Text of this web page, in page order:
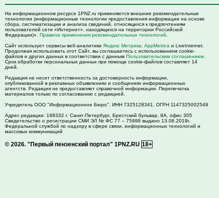
На информационном ресурсе 1PNZ.ru применяются внешние рекомендательные
технологии (информационные технологии предоставления информации на основе
сбора, систематизации и анализа сведений, относящихся к предпочтениям
пользователей сети «Интернет», находящихся на территории Российской
Федерации)». Правила применения рекомендательных технологий
Сайт использует сервисы веб-аналитики Яндекс Метрика AppMetrica и LiveInternet.
Продолжая использовать этот Сайт, вы соглашаетесь с использованием cookie-
файлов и других данных в соответствии с данным Пользовательским соглашением
Срок обработки персональных данных при помощи cookie-файлов составляет 14
дней.
Редакция не несет ответственность за достоверность информации,
опубликованной в рекламных объявлениях и сообщениях информационных
агентств. Редакция не предоставляет справочной информации. Перепечатка
материалов только по согласованию с редакцией.
Учредитель ООО "Информационное Бюро". ИНН 7325128341, ОГРН 1147325002549
Адрес редакции: 198332 г. Санкт-Петербург, Брестский бульвар, 8А, офис 305
Свидетельство о регистрации СМИ ЭЛ № ФС 77 – 75998 выдано 13.06.2019г.
Федеральной службой по надзору в сфере связи, информационных технологий и
массовых коммуникаций
© 2026. "Первый пензенский портал" 1PNZ.RU 18+